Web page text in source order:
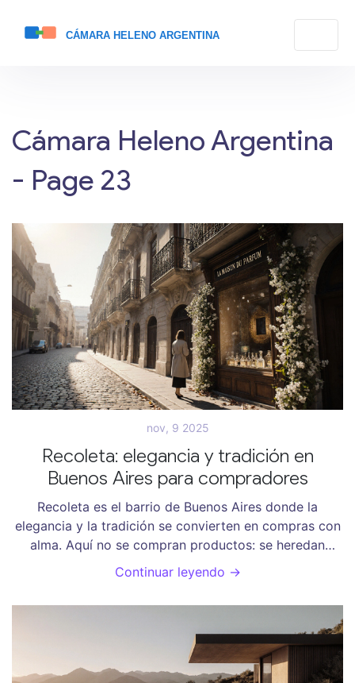
Cámara Heleno Argentina
- Page 23
nov, 9 2025
Recoleta: elegancia y tradición en
Buenos Aires para compradores
Recoleta es el barrio de Buenos Aires donde la
elegancia y la tradición se convierten en compras con
alma. Aquí no se compran productos: se heredan
historias, piezas únicas y un estilo de vida que no se
encuentra en ningún otro lugar.
Continuar leyendo →